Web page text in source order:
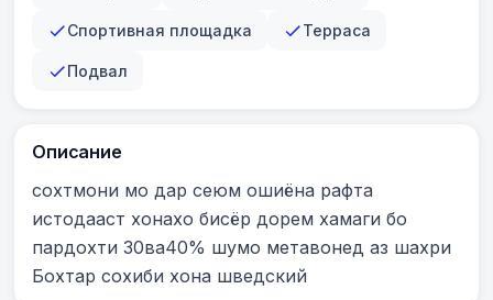
Спортивная площадка Терраса
Подвал
Описание
сохтмони мо дар сеюм ошиёна рафта
истодааст хонахо бисёр дорем хамаги бо
пардохти 30ва40% шумо метавонед аз шахри
Бохтар сохиби хона шведский